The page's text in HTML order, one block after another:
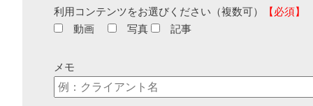
利用コンテンツをお選びください（複数可）
【必須】
動画
写真 記事
メモ